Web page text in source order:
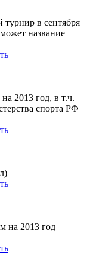
турнир в сентября
название
2013 год, в т.ч.
спорта РФ
на 2013 год